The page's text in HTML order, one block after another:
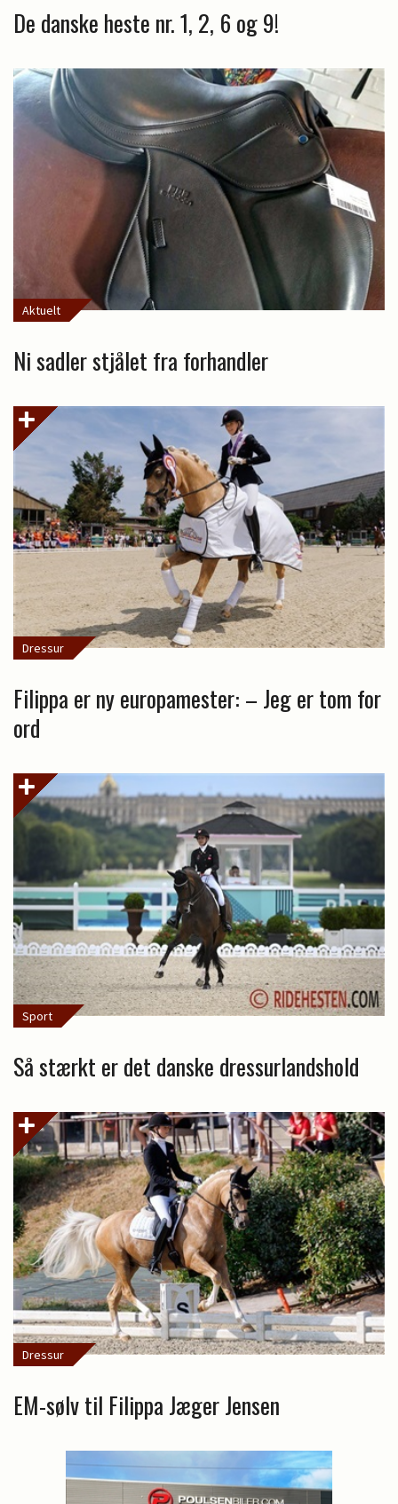
De danske heste nr. 1, 2, 6 og 9!
Aktuelt
Ni sadler stjålet fra forhandler
Dressur
Filippa er ny europamester: – Jeg er tom for
ord
Sport
Så stærkt er det danske dressurlandshold
Dressur
EM-sølv til Filippa Jæger Jensen